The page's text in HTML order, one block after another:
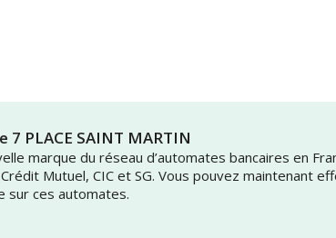
7 PLACE SAINT MARTIN
marque du réseau d’automates bancaires en
Mutuel, CIC et SG. Vous pouvez maintenant
sur ces automates.